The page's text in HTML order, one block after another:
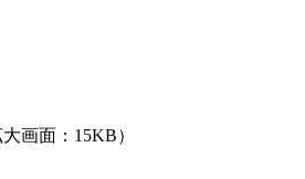
大画面：15KB）